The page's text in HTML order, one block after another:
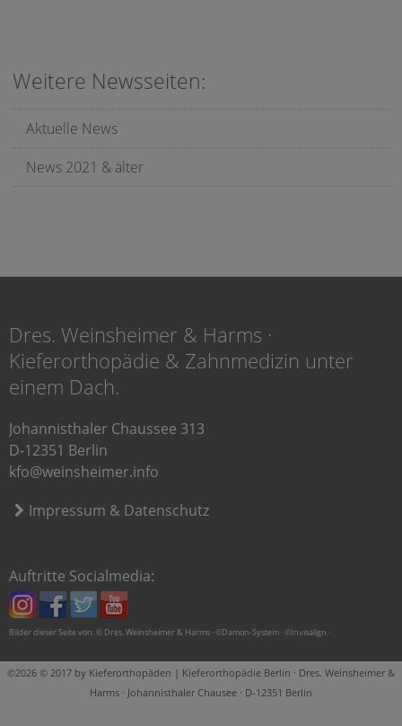
Weitere Newsseiten:
Aktuelle News
News 2021 & älter
Dres. Weinsheimer & Harms ·
Kieferorthopädie & Zahnmedizin unter
einem Dach.
Johannisthaler Chaussee 313
D-12351 Berlin
kfo@weinsheimer.info
Impressum & Datenschutz
Auftritte Socialmedia:
Bilder dieser Seite von: © Dres. Weinsheimer & Harms · ©Damon-System · ©Invisalign ·
©2026 © 2017 by Kieferorthopäden | Kieferorthopädie Berlin · Dres. Weinsheimer &
Harms · Johannisthaler Chausee · D-12351 Berlin